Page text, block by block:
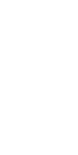
Mitarbeiter
Sie sich